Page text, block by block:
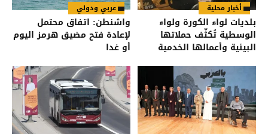
أخبار محلية
بلديات لواء الكورة ولواء
الوسطية تُكثّف حملاتها
البيئية وأعمالها الخدمية
عربي ودولي
واشنطن: اتفاق محتمل
لإعادة فتح مضيق هرمز اليوم
أو غدا